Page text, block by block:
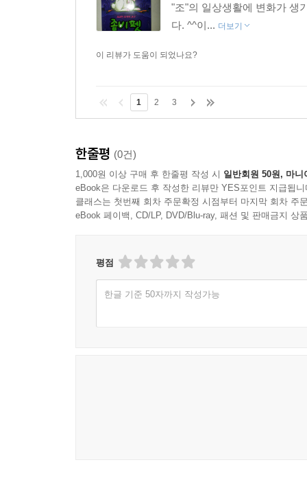
"조"의 일상생활에 변화가 생
다. ^^이... 더보기
이 리뷰가 도움이 되었나요?
1 2 3
한줄평 (0건)
1,000원 이상 구매 후 한줄평 작성 시 일반회원 50원, 마니
eBook은 다운로드 후 작성한 리뷰만 YES포인트 지급됩니
클래스는 첫번째 회차 주문확정 시점부터 마지막 회차 주
eBook 페이백, CD/LP, DVD/Blu-ray, 패션 및 판매금지 상
평점
한글 기준 50자까지 작성가능